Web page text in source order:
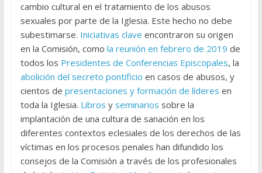
cambio cultural en el tratamiento de los abusos
sexuales por parte de la Iglesia. Este hecho no debe
subestimarse. Iniciativas clave encontraron su origen
en la Comisión, como la reunión en febrero de 2019 de
todos los Presidentes de Conferencias Episcopales, la
abolición del secreto pontificio en casos de abusos, y
cientos de presentaciones y formación de líderes en
toda la Iglesia. Libros y seminarios sobre la
implantación de una cultura de sanación en los
diferentes contextos eclesiales de los derechos de las
víctimas en los procesos penales han difundido los
consejos de la Comisión a través de los profesionales